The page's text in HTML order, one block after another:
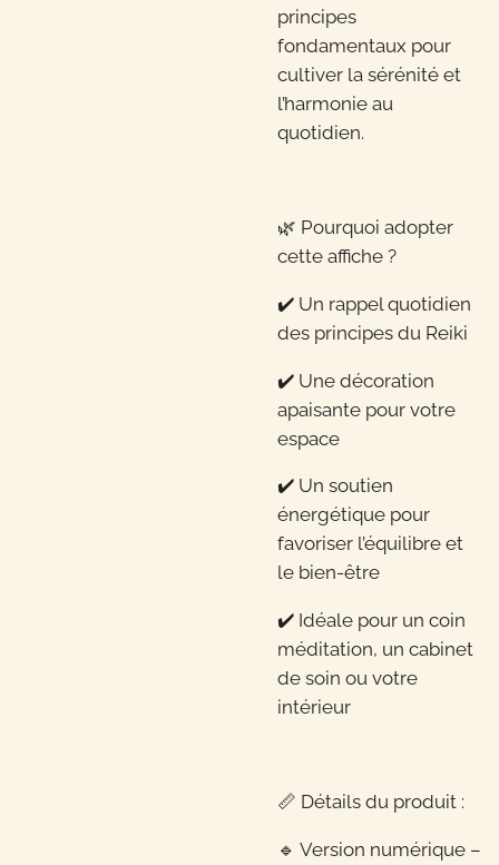
principes
fondamentaux pour
cultiver la sérénité et
l’harmonie au
quotidien.
🌿 Pourquoi adopter
cette affiche ?
✔️ Un rappel quotidien
des principes du Reiki
✔️ Une décoration
apaisante pour votre
espace
✔️ Un soutien
énergétique pour
favoriser l’équilibre et
le bien-être
✔️ Idéale pour un coin
méditation, un cabinet
de soin ou votre
intérieur
📏 Détails du produit :
🔹 Version numérique –